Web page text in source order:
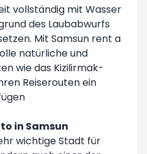
vollständig mit Wasser
des Laubabwurfs
Mit Samsun rent a
natürliche und
wie das Kizilirmak-
Reiserouten ein
in Samsun
wichtige Stadt für